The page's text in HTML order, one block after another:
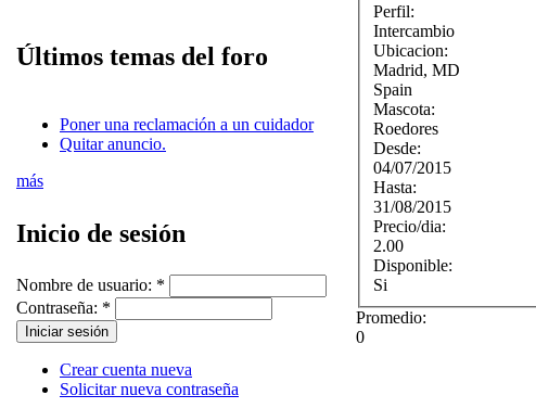
Últimos temas del foro
Poner una reclamación a un cuidador
Quitar anuncio.
más
Inicio de sesión
Nombre de usuario: *
Contraseña: *
Crear cuenta nueva
Solicitar nueva contraseña
Perfil:
Intercambio
Ubicacion:
Madrid, MD
Spain
Mascota:
Roedores
Desde:
04/07/2015
Hasta:
31/08/2015
Precio/dia:
2.00
Disponible:
Si
Promedio:
0